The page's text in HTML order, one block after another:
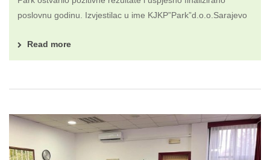
poslovnu godinu. Izvjestilac u ime KJKP”Park”d.o.o.Sarajevo
Read more